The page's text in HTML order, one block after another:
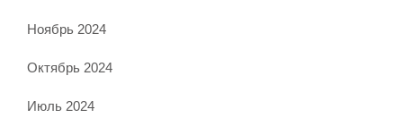
Ноябрь 2024
Октябрь 2024
Июль 2024